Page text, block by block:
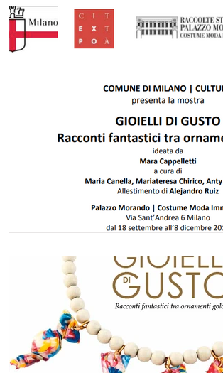
Stile Milano